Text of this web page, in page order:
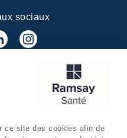
sociaux
ce site des cookies afin de